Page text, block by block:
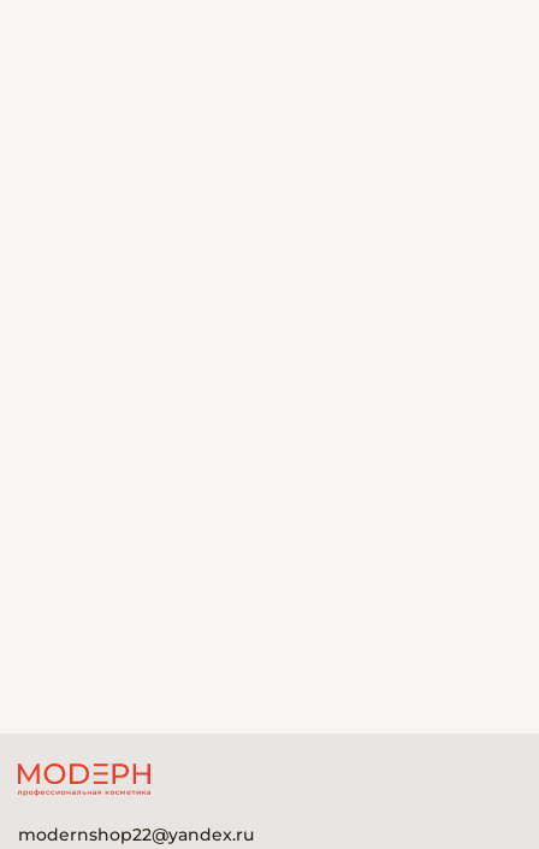
modernshop22@yandex.ru